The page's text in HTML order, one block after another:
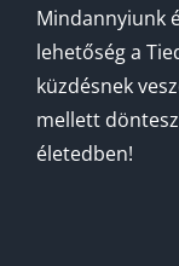
Mindannyiunk
lehetőség a
küzdésnek
mellett
életedben!